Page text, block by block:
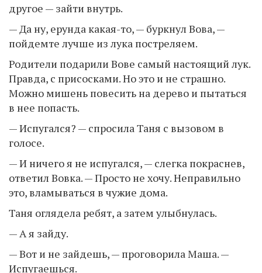
другое — зайти внутрь.
— Да ну, ерунда какая-то, — буркнул Вова, —
пойдемте лучше из лука постреляем.
Родители подарили Вове самый настоящий лук.
Правда, с присосками. Но это и не страшно.
Можно мишень повесить на дерево и пытаться
в нее попасть.
— Испугался? — спросила Таня с вызовом в
голосе.
— И ничего я не испугался, — слегка покраснев,
ответил Вовка. — Просто не хочу. Неправильно
это, вламываться в чужие дома.
Таня оглядела ребят, а затем улыбнулась.
— А я зайду.
— Вот и не зайдешь, — проговорила Маша. —
Испугаешься.